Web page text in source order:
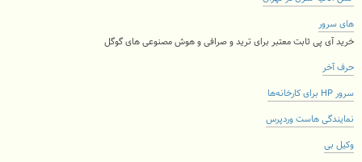
های سرور
خرید آی پی ثابت معتبر برای ترید و صرافی و هوش مصنوعی های گوگل
حرف آخر
سرور HP برای کارخانه‌ها
نمایندگی هاست وردپرس
وکیل بی